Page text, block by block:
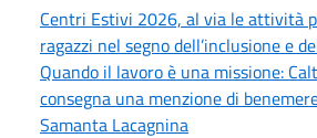
Centri Estivi 2026, al via le attività
ragazzi nel segno dell’inclusione e
Quando il lavoro è una missione:
consegna una menzione di
Samanta Lacagnina